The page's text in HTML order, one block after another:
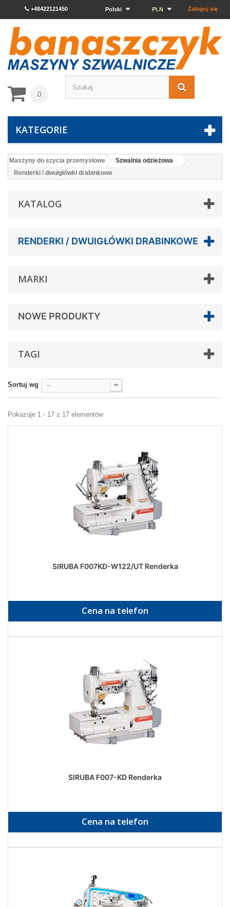
Zaloguj się
PLN
Polski
+48422121450
0
KATEGORIE
Maszyny do szycia przemysłowe
Szwalnia odzieżowa
Renderki / dwuigłówki drabinkowe
KATALOG
RENDERKI / DWUIGŁÓWKI DRABINKOWE
MARKI
NOWE PRODUKTY
TAGI
Sortuj wg --
Pokazuje 1 - 17 z 17 elementów
SIRUBA F007KD-W122/UT Renderka
Cena na telefon
SIRUBA F007-KD Renderka
Cena na telefon